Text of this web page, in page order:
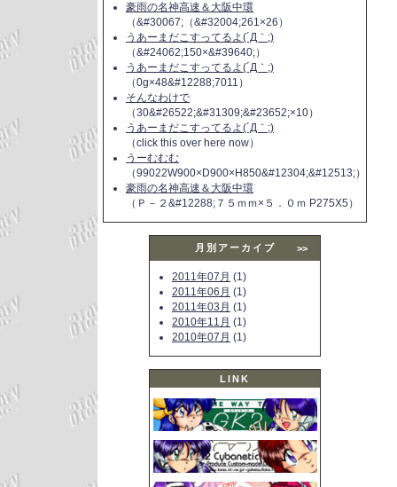
豪雨の名神高速＆大阪中環
（&#30067;（&#32004;261×26）
うあーまだこすってるよ(´Д｀;)
（&#24062;150×&#39640;）
うあーまだこすってるよ(´Д｀;)
（0g×48&#12288;7011）
そんなわけで
（30&#26522;&#31309;&#23652;×10）
うあーまだこすってるよ(´Д｀;)
（click this over here now）
うーむむむ
（99022W900×D900×H850&#12304;&#12513;）
豪雨の名神高速＆大阪中環
（Ｐ－２&#12288;７５ｍｍ×５．０ｍ P275X5）
月別アーカイブ >>
2011年07月 (1)
2011年06月 (1)
2011年03月 (1)
2010年11月 (1)
2010年07月 (1)
LINK